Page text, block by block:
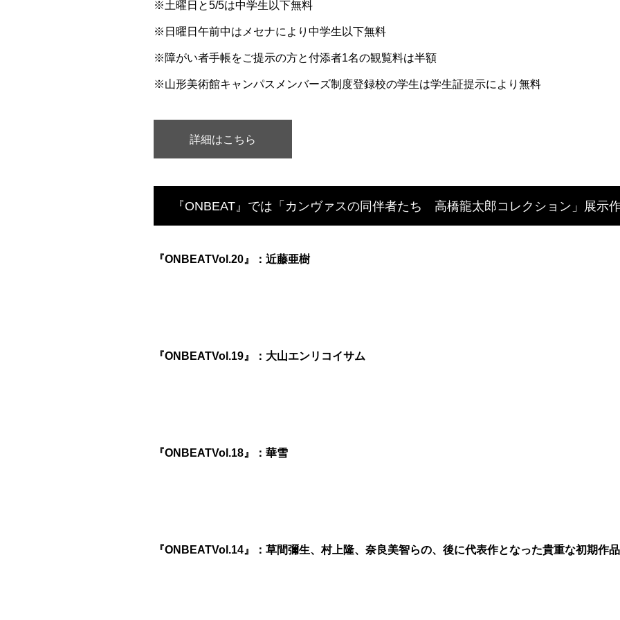
※土曜日と5/5は中学生以下無料
※日曜日午前中はメセナにより中学生以下無料
※障がい者手帳をご提示の方と付添者1名の観覧料は半額
※山形美術館キャンパスメンバーズ制度登録校の学生は学生証提示により無料
詳細はこちら
『ONBEAT』では「カンヴァスの同伴者たち 高橋龍太郎コレクション」展示作
『ONBEATVol.20』：近藤亜樹
『ONBEATVol.19』：大山エンリコイサム
『ONBEATVol.18』：華雪
『ONBEATVol.14』：草間彌生、村上隆、奈良美智らの、後に代表作となった貴重な初期作品